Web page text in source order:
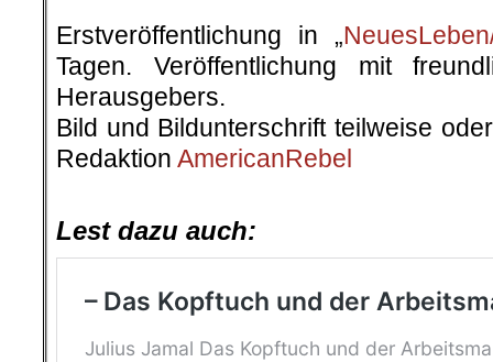
Erstveröffentlichung in „
Tagen. Veröffentlichung mit
Herausgebers.
Bild und Bildunterschrift teilweise
Redaktion AmericanRebel
Lest dazu auch: